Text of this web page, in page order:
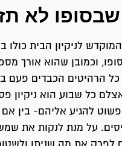
שבסופו לא
לניקיון הבית
וכמובן שהוא אורך
הרהיטים הכבדים פעם
כל שבוע הוא ניקיון
להגיע אליהם- בין
על מנת לנקות את